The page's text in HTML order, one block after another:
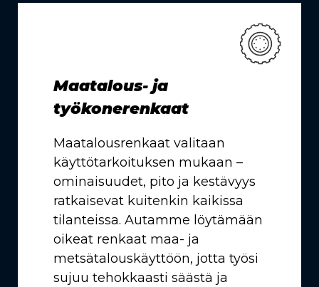
Maatalous- ja
työkonerenkaat
Maatalousrenkaat valitaan
käyttötarkoituksen mukaan –
ominaisuudet, pito ja kestävyys
ratkaisevat kuitenkin kaikissa
tilanteissa. Autamme löytämään
oikeat renkaat maa- ja
metsätalouskäyttöön, jotta työsi
sujuu tehokkaasti säästä ja